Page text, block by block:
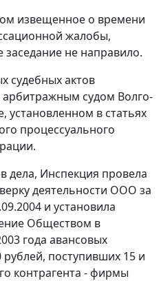
извещенное о времени
жалобы,
заседание не направило.
судебных актов
судом Волго-
установленном в статьях
процессуального
дела, Инспекция провела
деятельности ООО за
и установила
Обществом в
года авансовых
поступивших 15 и
контрагента - фирмы